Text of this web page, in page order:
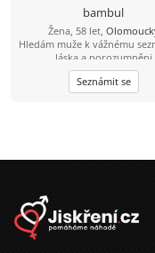
bambul
Žena, 58 let,
Hledám muže k vážnému
láska a porozumněni
Seznámit se